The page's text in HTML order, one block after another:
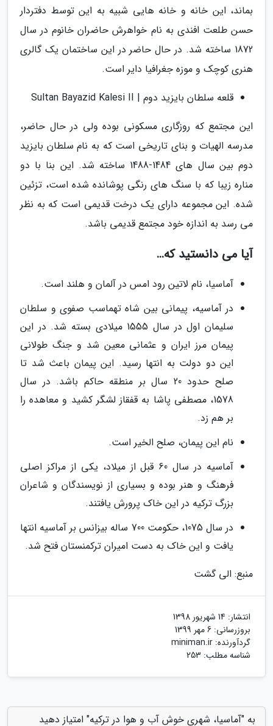
بماند، این خانه و خانه هایی شبیه به این توسط دفتردار
حسن طلعت افندی به نام خواهرش حاضران خانوم در سال
1872 ساخته شد. در حال حاضر در این ساختمان یک گالری
هنری کوچک و موزه جغرافیا دایر است.
قلعه سلطان بایزید دوم | Sultan Bayazid Kalesi II
این مجتمع که روزگاری مسکونی بوده ولی در حال حاضر،
مدرسه الهیات و بنای تاریخی است که به نام سلطان بایزید
دوم بین سال های 1484-1488 ساخته شد. این بنا با دو
مناره زیبا که با سنگ های رنگی پوشانده شده است، تزئین
شده. این مجموعه دارای یک درخت قدیمی است که به نظر
می رسد به اندازه خود مجتمع قدیمی باشد.
آیا می دانستید که…
آماسیا، نام لاتین رود امس در آلمان و هلند است.
در آماسیه، پیمانی بین شاه تهماسب صفوی و سلطان
سلیمان اول در سال 1555 میلادی بسته شد. در این
پیمان مرز ایران و عثمانی معین شد و جنگ طولانی
این دو دولت به انتها رسید. این پیمان باعث شد تا
صلح حدود 20 سال بر منطقه حاکم باشد. در سال
1578، مصطفی پاشا به قفقاز لشگر کشید و معاهده را
بر هم زد.
نام این پیمان، صلح الخیر است.
آماسیه در سال 60 قبل از میلاد، یکی از مراکز اصلی
فرهنگ و هنر بوده و بسیاری از نویسندگان و شاعران
بزرگ ترکیه در این خاک پرورش یافتند.
در سال 1075، حکومت 700 ساله بیزانس بر آماسیه انتها
یافت و این خاک به دست امیران ترکمنستان فتح شد.
منبع: الی گشت
انتشار: 14 شهریور 1398
بروزرسانی: 6 مهر 1399
گردآورنده: miniman.ir
شناسه مطلب: 253
به "آماسیا، شهری خوش آب و هوا در ترکیه" امتیاز دهید